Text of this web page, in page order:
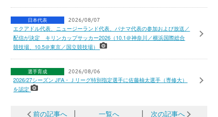
日本代表 2026/08/07
エクアドル代表、ニュージーランド代表、パナマ代表の参加および放送／
配信が決定 キリンカップサッカー2026（10.1＠神奈川／横浜国際総合
競技場、10.5＠東京／国立競技場）
選手育成 2026/08/06
2026/27シーズン JFA・Ｊリーグ特別指定選手に佐藤柚太選手（専修大）
を認定
前の記事へ 一覧へ 次の記事へ